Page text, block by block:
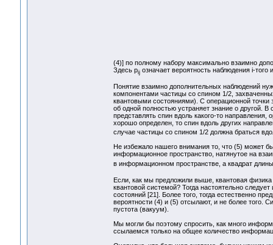
(4)] по полному набору максимально взаимно
Здесь pijозначает вероятность наблюдения i-того
Понятие взаимно дополнительных наблюдений
компонентами частицы со спином 1/2,
квантовыми состояниями). С операционной
об одной полностью устраняет знание о другой.
представлять спин вдоль какого-то направления,
хорошо определен, то спин вдоль других
случае частицы со спином 1/2 должна браться
Не избежало нашего внимания то, что (5) может
информационное пространство, натянутое на
в информационном пространстве, а квадрат
Если, как мы предложили выше, квантовая
квантовой системой? Тогда настоятельно
состояний [21]. Более того, тогда естественно
вероятности (4) и (5) отсылают, и не более того.
пустота (вакуум).
Мы могли бы поэтому спросить, как много
ссылаемся только на общее количество